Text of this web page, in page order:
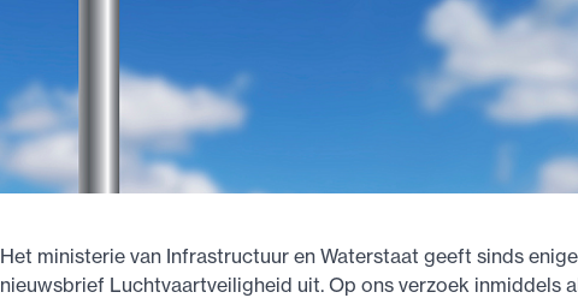
Het ministerie van Infrastructuur en Waterstaat geeft sinds
nieuwsbrief Luchtvaartveiligheid uit. Op ons verzoek inmiddels